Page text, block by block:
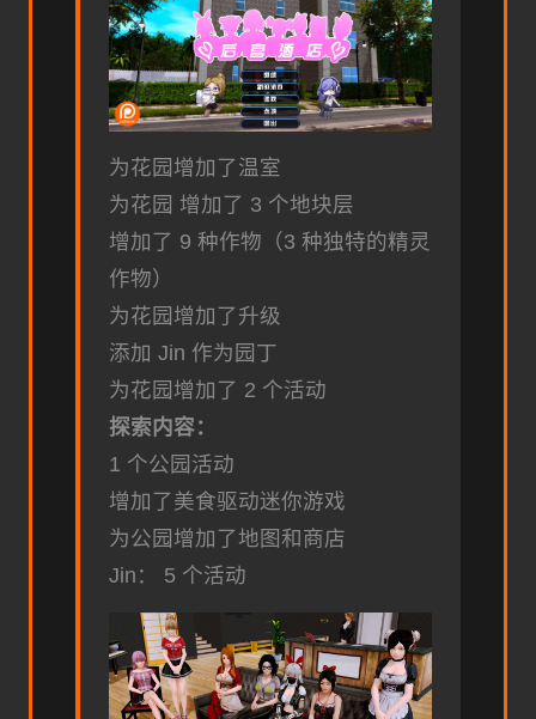
为花园增加了温室
为花园 增加了 3 个地块层
增加了 9 种作物（3 种独特的精灵
作物）
为花园增加了升级
添加 Jin 作为园丁
为花园增加了 2 个活动
探索内容：
1 个公园活动
增加了美食驱动迷你游戏
为公园增加了地图和商店
Jin： 5 个活动